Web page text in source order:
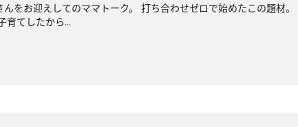
をお迎えしてのママトーク。 打ち合わせゼロで始めたこの題材
育てしたから...